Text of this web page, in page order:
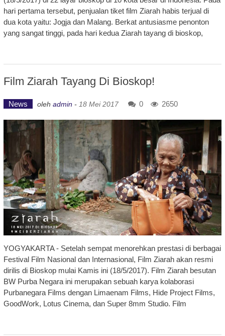
hari pertama tersebut, penjualan tiket film Ziarah habis terjual di
dua kota yaitu: Jogja dan Malang. Berkat antusiasme penonton
yang sangat tinggi, pada hari kedua Ziarah tayang di bioskop,
Film Ziarah Tayang Di Bioskop!
News oleh admin - 18 Mei 2017 0 2650
YOGYAKARTA - Setelah sempat menorehkan prestasi di berbagai
Festival Film Nasional dan Internasional, Film Ziarah akan resmi
dirilis di Bioskop mulai Kamis ini (18/5/2017). Film Ziarah besutan
BW Purba Negara ini merupakan sebuah karya kolaborasi
Purbanegara Films dengan Limaenam Films, Hide Project Films,
GoodWork, Lotus Cinema, dan Super 8mm Studio. Film